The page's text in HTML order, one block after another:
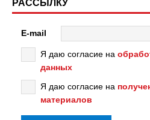
РАССЫЛКУ
E-mail
Я даю согласие на
данных
Я даю согласие на
материалов